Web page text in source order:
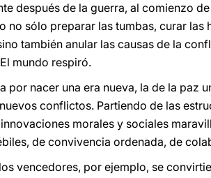
después de la guerra, al comienzo
no sólo preparar las tumbas, curar las
también anular las causas de la
mundo respiró.
por nacer una era nueva, la de la paz
conflictos. Partiendo de las
morales y sociales
de convivencia ordenada, de
vencedores, por ejemplo, se